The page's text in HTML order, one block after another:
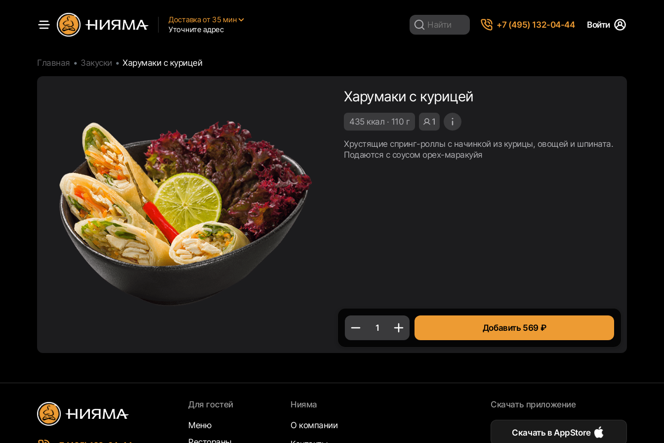
Доставка от 35 мин
Уточните адрес
+7 (495) 132-04-44 Войти
Главная Закуски Харумаки с курицей
Харумаки с курицей
435 ккал · 110 г 1
Хрустящие спринг-роллы с начинкой из курицы, овощей и шпината.
Подаются с соусом орех-маракуйя
1 Добавить 569 ₽
Скачать приложение
Скачать в AppStore
Для гостей
Меню
Нияма
О компании